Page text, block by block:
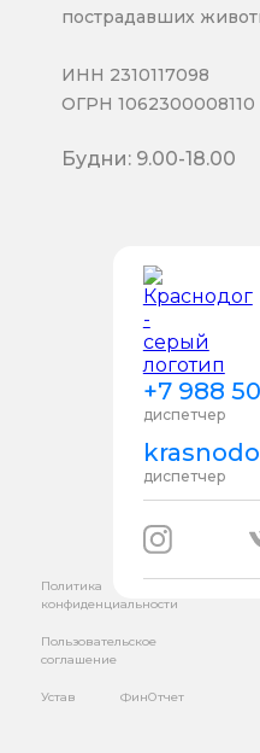
+7 988
диспетчер
диспетчер
пострадавших
ИНН 2310117098
ОГРН 1062300008110
Будни: 9.00-18.00
Политика
конфиденциальности
Пользовательское
соглашение
Устав ФинОтчет